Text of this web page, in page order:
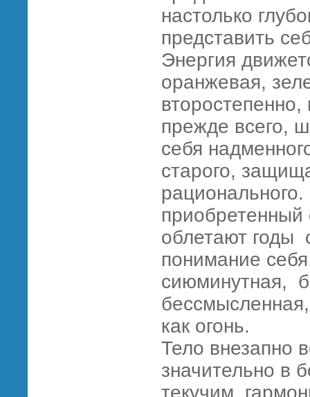
настолько
представить
Энергия
оранжевая,
прежде всего,
себя
старого,
приобретенный
облетают годы
понимание
сиюминутная,
как огонь.
Тело внезапно
значительно в
текучим,